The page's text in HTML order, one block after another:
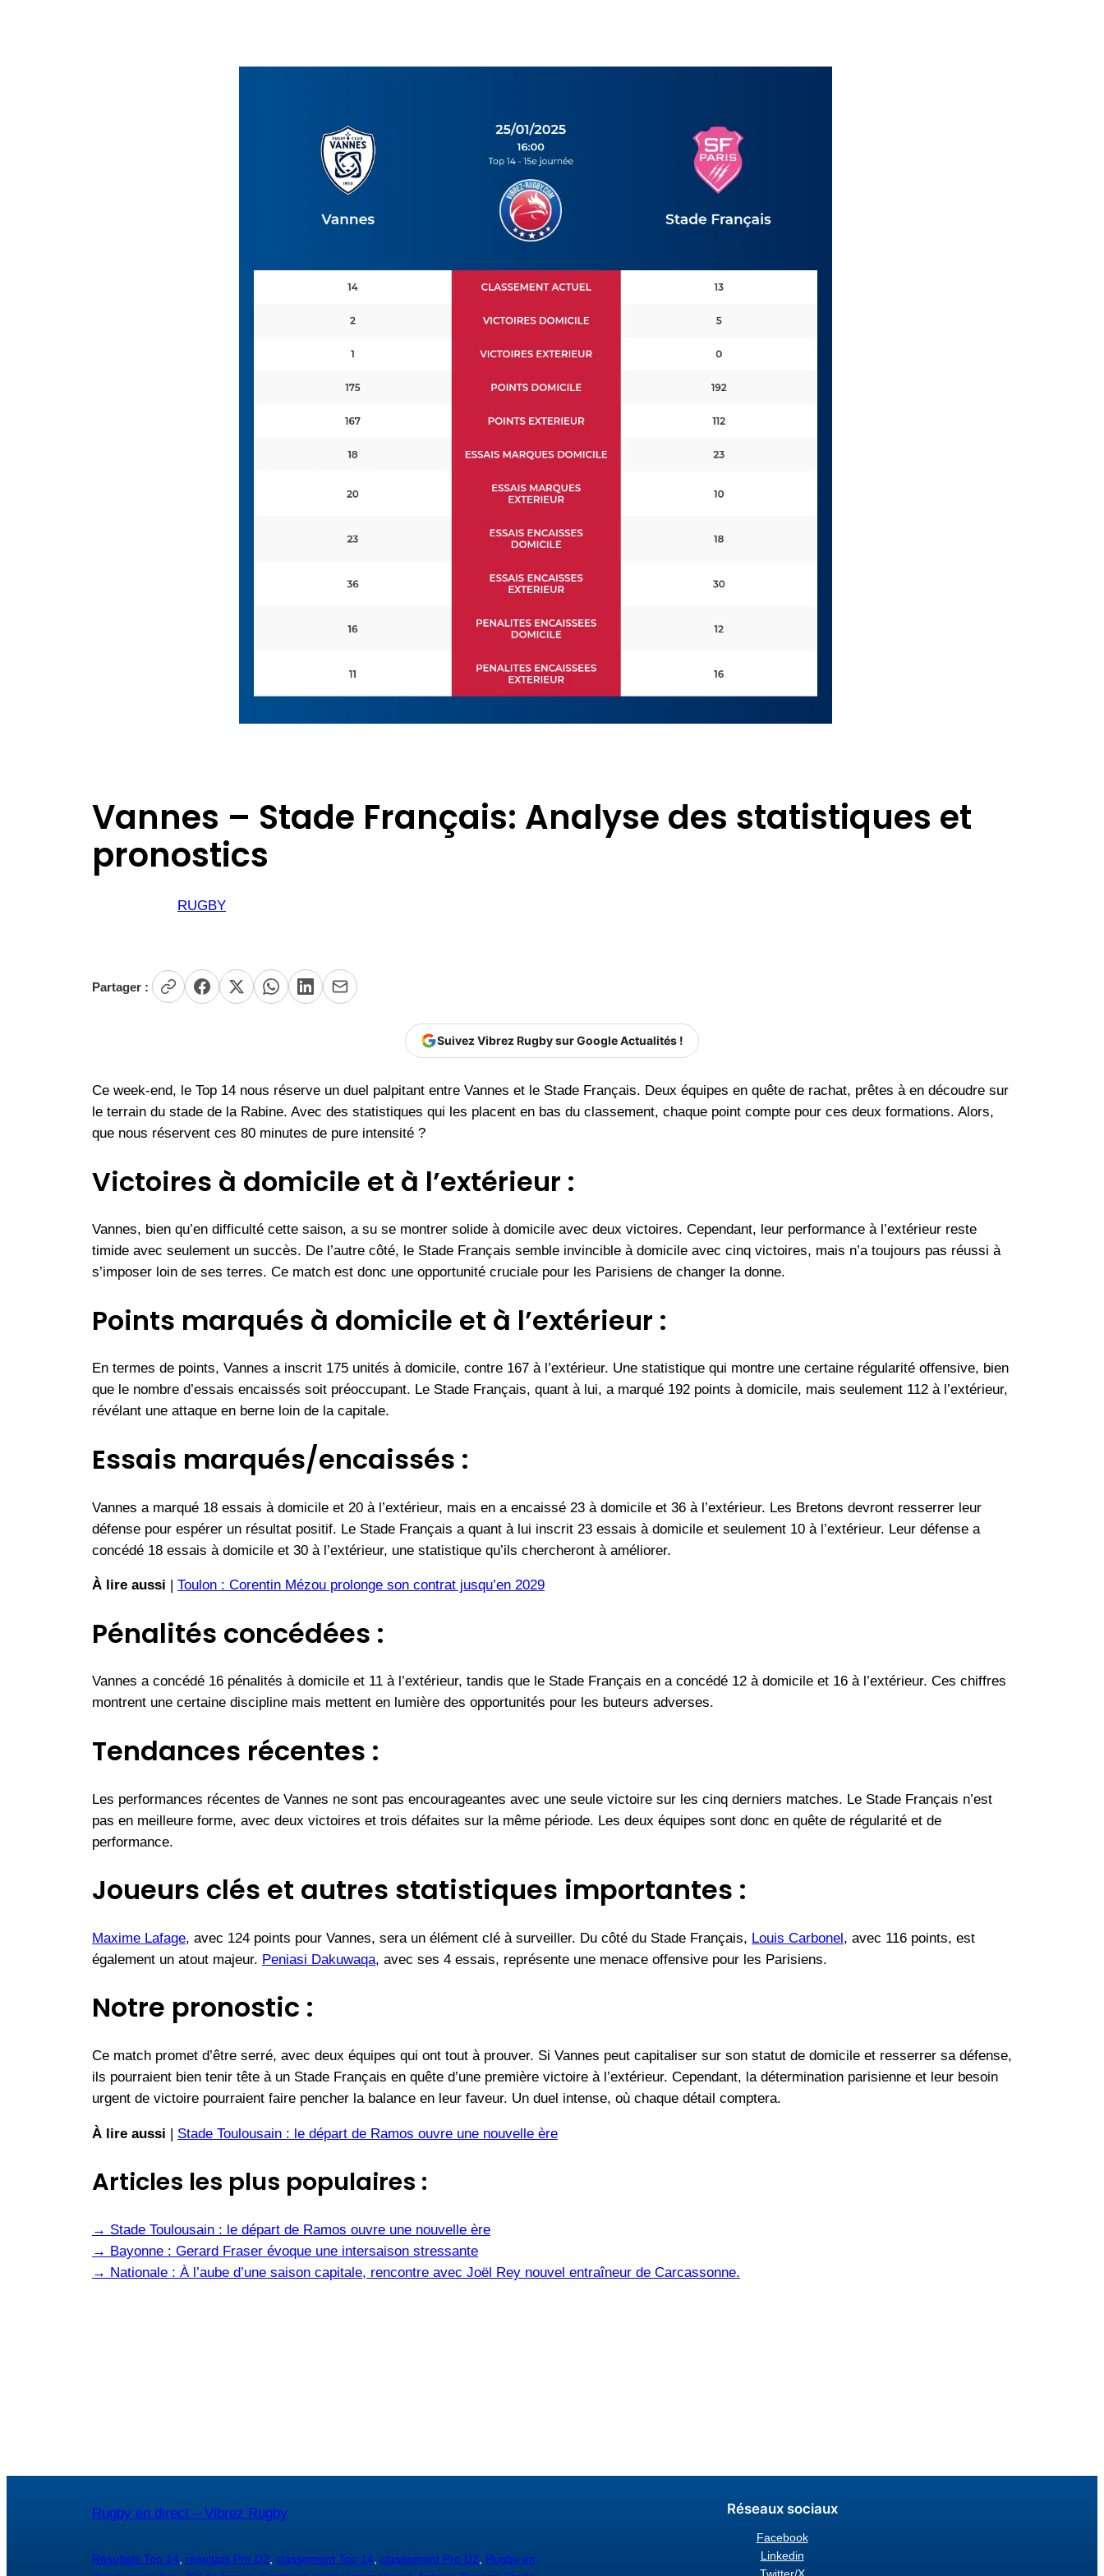
Vannes – Stade Français: Analyse des statistiques et
pronostics
RUGBY
Partager :
Suivez Vibrez Rugby sur Google Actualités !
Ce week-end, le Top 14 nous réserve un duel palpitant entre Vannes et le Stade Français. Deux équipes en quête de rachat, prêtes à en découdre sur
le terrain du stade de la Rabine. Avec des statistiques qui les placent en bas du classement, chaque point compte pour ces deux formations. Alors,
que nous réservent ces 80 minutes de pure intensité ?
Victoires à domicile et à l’extérieur :
Vannes, bien qu’en difficulté cette saison, a su se montrer solide à domicile avec deux victoires. Cependant, leur performance à l’extérieur reste
timide avec seulement un succès. De l’autre côté, le Stade Français semble invincible à domicile avec cinq victoires, mais n’a toujours pas réussi à
s’imposer loin de ses terres. Ce match est donc une opportunité cruciale pour les Parisiens de changer la donne.
Points marqués à domicile et à l’extérieur :
En termes de points, Vannes a inscrit 175 unités à domicile, contre 167 à l’extérieur. Une statistique qui montre une certaine régularité offensive, bien
que le nombre d’essais encaissés soit préoccupant. Le Stade Français, quant à lui, a marqué 192 points à domicile, mais seulement 112 à l’extérieur,
révélant une attaque en berne loin de la capitale.
Essais marqués/encaissés :
Vannes a marqué 18 essais à domicile et 20 à l’extérieur, mais en a encaissé 23 à domicile et 36 à l’extérieur. Les Bretons devront resserrer leur
défense pour espérer un résultat positif. Le Stade Français a quant à lui inscrit 23 essais à domicile et seulement 10 à l’extérieur. Leur défense a
concédé 18 essais à domicile et 30 à l’extérieur, une statistique qu’ils chercheront à améliorer.
À lire aussi Toulon : Corentin Mézou prolonge son contrat jusqu’en 2029
Pénalités concédées :
Vannes a concédé 16 pénalités à domicile et 11 à l’extérieur, tandis que le Stade Français en a concédé 12 à domicile et 16 à l’extérieur. Ces chiffres
montrent une certaine discipline mais mettent en lumière des opportunités pour les buteurs adverses.
Tendances récentes :
Les performances récentes de Vannes ne sont pas encourageantes avec une seule victoire sur les cinq derniers matches. Le Stade Français n’est
pas en meilleure forme, avec deux victoires et trois défaites sur la même période. Les deux équipes sont donc en quête de régularité et de
performance.
Joueurs clés et autres statistiques importantes :
Maxime Lafage, avec 124 points pour Vannes, sera un élément clé à surveiller. Du côté du Stade Français, Louis Carbonel, avec 116 points, est
également un atout majeur. Peniasi Dakuwaqa, avec ses 4 essais, représente une menace offensive pour les Parisiens.
Notre pronostic :
Ce match promet d’être serré, avec deux équipes qui ont tout à prouver. Si Vannes peut capitaliser sur son statut de domicile et resserrer sa défense,
ils pourraient bien tenir tête à un Stade Français en quête d’une première victoire à l’extérieur. Cependant, la détermination parisienne et leur besoin
urgent de victoire pourraient faire pencher la balance en leur faveur. Un duel intense, où chaque détail comptera.
À lire aussi | Stade Toulousain : le départ de Ramos ouvre une nouvelle ère
Articles les plus populaires :
→ Stade Toulousain : le départ de Ramos ouvre une nouvelle ère
→ Bayonne : Gerard Fraser évoque une intersaison stressante
→ Nationale : À l’aube d’une saison capitale, rencontre avec Joël Rey nouvel entraîneur de Carcassonne.
Rugby en direct – Vibrez Rugby
Résultats Top 14 résultats Pro D2 classement Top 14 classement Pro D2
Rugby en
Réseaux sociaux
Facebook
Linkedin